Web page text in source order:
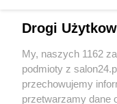
Sport
Społeczeństwo
Drogi
My, naszych 1162
podmioty z
przechowujemy
przetwarzamy dane